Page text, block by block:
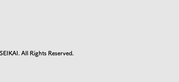
All Rights Reserved.